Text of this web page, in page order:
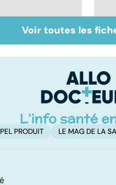
sur le
grippe
Voir toutes les
PRODUIT LE MAG DE LA